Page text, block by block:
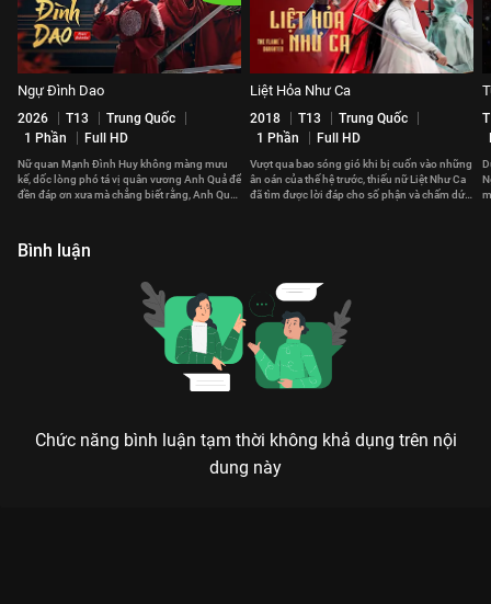
Ngự Đình Dao
2026 T13
Trung Quốc
1 Phần
Full HD
Nữ quan Mạnh Đình Huy không màng mưu
kế, dốc lòng phó tá vị quân vương Anh Quả để
đền đáp ơn xưa mà chẳng biết rằng, Anh Quả
Liệt Hỏa Như Ca
2018 T13
Trung Quốc
1 Phần
Full HD
Vượt qua bao sóng gió khi bị cuốn vào những
ân oán của thế hệ trước, thiếu nữ Liệt Như Ca
đã tìm được lời đáp cho số phận và chấm dứt
Bình luận
Chức năng bình luận tạm thời không khả dụng trên nội
dung này